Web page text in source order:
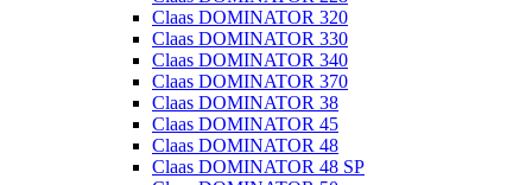
Claas DOMINATOR 320
Claas DOMINATOR 330
Claas DOMINATOR 340
Claas DOMINATOR 370
Claas DOMINATOR 38
Claas DOMINATOR 45
Claas DOMINATOR 48
Claas DOMINATOR 48 SP